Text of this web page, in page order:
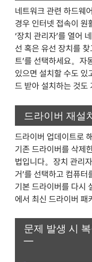
네트워크 관련 하드웨
경우 인터넷 접속이 원
‘장치 관리자’를 열어
선 혹은 유선 장치를 찾
트’를 선택하세요。자
있으면 설치할 수도 있
드 받아 설치하는 것도
드라이버 재설
드라이버 업데이트로
기존 드라이버를 삭제
법입니다。장치 관리
거’를 선택하고 컴퓨
기본 드라이버를 다시
에서 최신 드라이버 패
문제 발생 시
—